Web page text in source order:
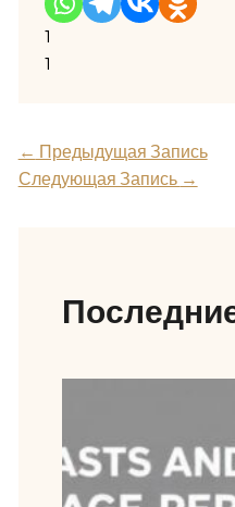
1
1
← Предыдущая Запись
Следующая Запись →